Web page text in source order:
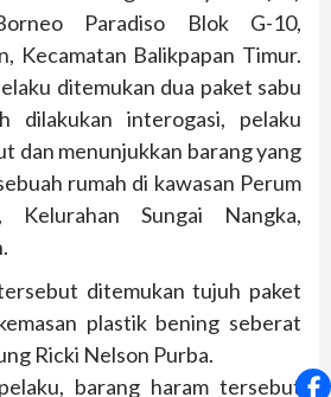
Paradiso Blok G-10,
Kecamatan Balikpapan Timur.
ditemukan dua paket sabu
dilakukan interogasi, pelaku
dan menunjukkan barang yang
rumah di kawasan Perum
Kelurahan Sungai Nangka,
ditemukan tujuh paket
plastik bening seberat
Ricki Nelson Purba.
barang haram tersebut